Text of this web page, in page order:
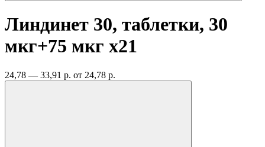
Линдинет 30, таблетки, 30
мкг+75 мкг x21
24,78 — 33,91 р. от 24,78 р.